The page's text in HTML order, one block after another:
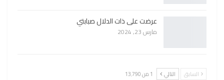
عرضت على ذات الدلال صبابتي
مارس 23, 2024
السابق التالي 1 من 13٬790